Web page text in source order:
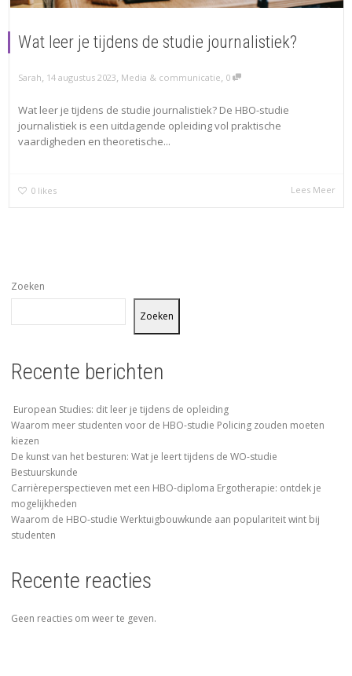
Wat leer je tijdens de studie journalistiek?
Sarah, 14 augustus 2023, Media & communicatie, 0
Wat leer je tijdens de studie journalistiek? De HBO-studie
journalistiek is een uitdagende opleiding vol praktische
vaardigheden en theoretische...
0 likes Lees Meer
Zoeken
Zoeken
Recente berichten
European Studies: dit leer je tijdens de opleiding
Waarom meer studenten voor de HBO-studie Policing zouden moeten
kiezen
De kunst van het besturen: Wat je leert tijdens de WO-studie
Bestuurskunde
Carrièreperspectieven met een HBO-diploma Ergotherapie: ontdek je
mogelijkheden
Waarom de HBO-studie Werktuigbouwkunde aan populariteit wint bij
studenten
Recente reacties
Geen reacties om weer te geven.